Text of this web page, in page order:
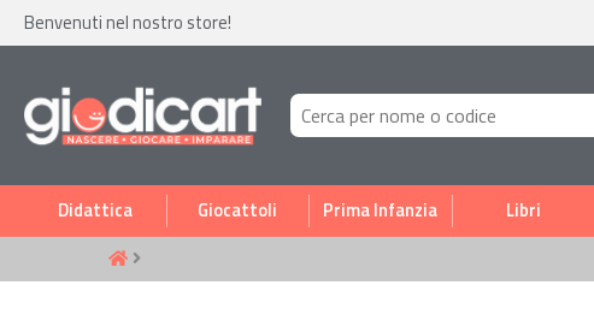
Benvenuti nel nostro store!
Didattica Giocattoli Prima Infanzia Libri